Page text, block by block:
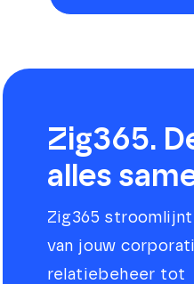
Zig365.
alles
Zig365
van jouw
relatiebeheer tot